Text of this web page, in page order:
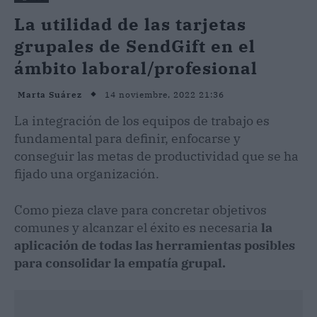
La utilidad de las tarjetas
grupales de SendGift en el
ámbito laboral/profesional
Marta Suárez 14 noviembre, 2022 21:36
La integración de los equipos de trabajo es
fundamental para definir, enfocarse y
conseguir las metas de productividad que se ha
fijado una organización.
Como pieza clave para concretar objetivos
comunes y alcanzar el éxito es necesaria la
aplicación de todas las herramientas posibles
para consolidar la empatía grupal.